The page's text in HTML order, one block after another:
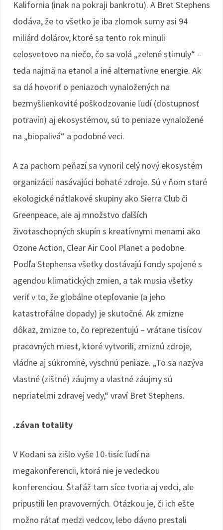
Kalifornia (inak na pokraji bankrotu). A Bret Stephens
dodáva, že to všetko je iba zlomok sumy asi 94
miliárd dolárov, ktoré sa tento rok minuli
celosvetovo na niečo, čo sa volá „zelené stimuly“ –
teda najmä na etanol a iné alternatívne energie. Ak
sa dá hovoriť o peniazoch vynaložených na
bezmyšlienkovité poškodzovanie ľudí (dostupnosť
potravín) aj ekosystémov, sú to peniaze vynaložené
na „biopalivá“ a podobné veci.
A za pachom peňazí sa vynoril celý nový ekosystém
organizácií nasávajúci bohaté zdroje. Sú v ňom staré
ekologické nátlakové skupiny ako Sierra Club či
Greenpeace, ale aj množstvo ďalších
životaschopných skupín s kreatívnymi menami ako
Ozone Action, Clear Air Cool Planet a podobne.
Podľa Stephensa všetky dostávajú fondy spojené s
agendou klimatických zmien, a tak musia všetky
veriť v to, že globálne otepľovanie (a jeho
katastrofálne dopady) je skutočné. Ak zmizne
dôkaz, zmizne to, čo reprezentujú – vrátane tisícov
pracovných miest, ktoré vytvorili, zmiznú zdroje,
vládne aj súkromné, vyschnú peniaze. „To sa nazýva
vlastné (zištné) záujmy a vlastné záujmy sú
nepriateľmi zdravej vedy,“ vraví Bret Stephens.
.závan totality
V Kodani sa zišlo vyše 10-tisíc ľudí na
megakonferencii, ktorá nie je vedeckou
konferenciou. Štafáž tam síce tvoria aj vedci, ale
pripustili len pravoverných. Otázkou je, či ich ešte
možno rátať medzi vedcov, lebo dávno prestali